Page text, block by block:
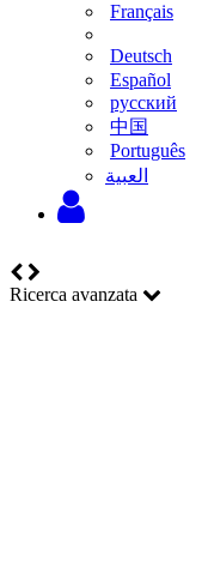
Français
Deutsch
Español
русский
中国
Português
‫العبية
Ricerca avanzata